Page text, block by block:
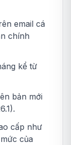
email cá
chính
kể từ
bản mới
cấp như
của